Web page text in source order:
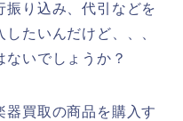
振り込み、代引などを
たいんだけど、、、
ないでしょうか？
器買取の商品を購入す